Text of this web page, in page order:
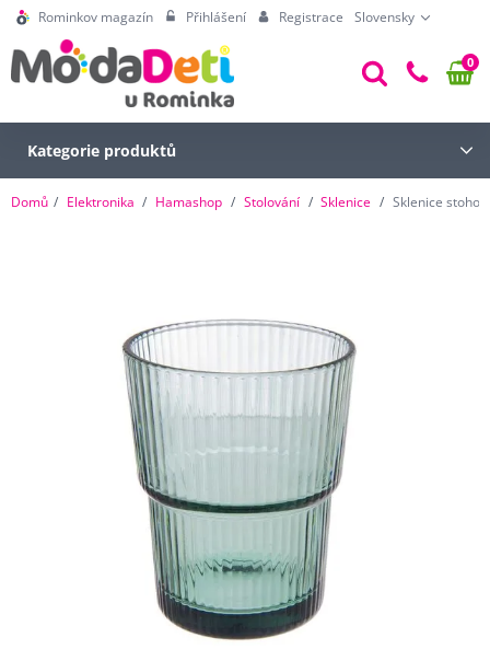
Rominkov magazín Přihlášení Registrace Slovensky
0
Kategorie produktů
Domů Elektronika Hamashop Stolování Sklenice Sklenice